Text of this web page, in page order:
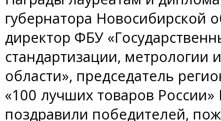
губернатора Новосибирской
директор ФБУ
стандартизации,
области», председатель
«100 лучших товаров
поздравили победителей,